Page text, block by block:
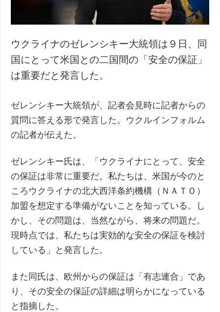
ウクライナのゼレンシキー大統領は９日、同
国にとって米国との二国間の「安全の保証」
は重要だと発言した。
ゼレンシキー大統領が、記者会見時に記者からの
質問に答える形で発言した。ウクルインフォルム
の記者が伝えた。
ゼレンシキー氏は、「ウクライナにとって、安全
の保証は非常に重要だ。私たちは、米国が今のと
ころウクライナの北大西洋条約機構（ＮＡＴＯ）
加盟を想定する準備がないことを知っている。し
かし、その問題は、当然ながら、将来の問題だ。
現時点では、私たちは実効的な安全の保証を検討
している」と発言した。
また同氏は、欧州からの保証は「有志連合」であ
り、その安全の保証の詳細は明らかになっている
と指摘した。